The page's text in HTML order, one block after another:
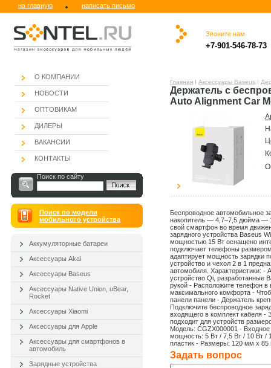
на главную написать письмо
Звоните нам
..ю
..
.+7-901-546-78-73
.
О КОМПАНИИ
НОВОСТИ
ОПТОВИКАМ
ДИЛЕРЫ
ВАКАНСИИ
КОНТАКТЫ
Поиск по сайту
Поиск по модели
мобильного устройства
Аккумуляторные батареи
Аксессуары Akai
Аксессуары Baseus
Аксессуары Native Union, uBear,
Rocket
Аксессуары Xiaomi
Аксессуары для Apple
Аксессуары для смартфонов в
автомобиль
Зарядные устройства
Главная Ι Аксессуары Baseus Ι
Держатель с
Auto Alignment Car
Беспроводное автомобильное
накопитель — 4,7–7,5 дюйма —
свой смартфон во время
зарядного устройства Baseus
мощностью 15 Вт оснащено
подключает телефоны
адаптирует мощность зарядки
устройство и чехол 2 в 1
автомобиля. Характеристики: -
устройство Qi,
рукой - Расположите телефон в
максимального комфорта -
панели панели - Держатель
Подключите беспроводное
входящего в комплект кабеля -
подходит для устройств
Модель: CGZX000001 -
мощность: 5 Вт / 7,5 Вт / 10 Вт /
пластик - Размеры: 120 мм x 85
Задать вопроc